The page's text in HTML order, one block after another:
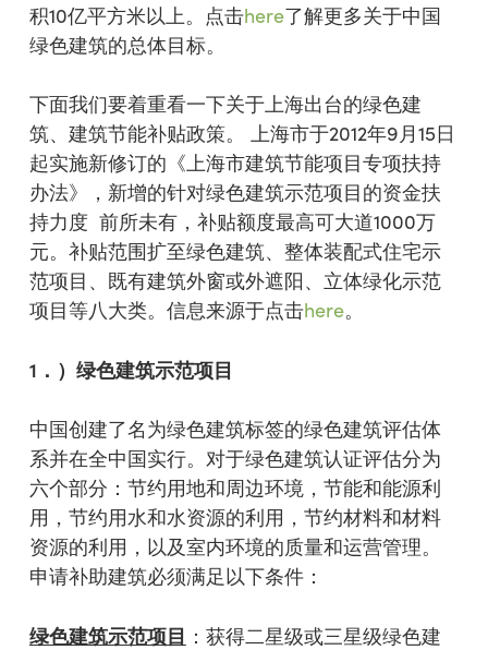
积10亿平方米以上。点击here了解更多关于中国
绿色建筑的总体目标。
下面我们要着重看一下关于上海出台的绿色建
筑、建筑节能补贴政策。 上海市于2012年9月15日
起实施新修订的《上海市建筑节能项目专项扶持
办法》，新增的针对绿色建筑示范项目的资金扶
持力度 前所未有，补贴额度最高可大道1000万
元。补贴范围扩至绿色建筑、整体装配式住宅示
范项目、既有建筑外窗或外遮阳、立体绿化示范
项目等八大类。信息来源于点击here。
1 ．）绿色建筑示范项目
中国创建了名为绿色建筑标签的绿色建筑评估体
系并在全中国实行。对于绿色建筑认证评估分为
六个部分：节约用地和周边环境，节能和能源利
用，节约用水和水资源的利用，节约材料和材料
资源的利用，以及室内环境的质量和运营管理。
申请补助建筑必须满足以下条件：
绿色建筑示范项目 ：获得二星级或三星级绿色建